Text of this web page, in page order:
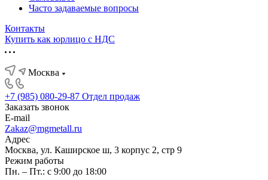
Часто задаваемые вопросы
Контакты
Купить как юрлицо с НДС
Москва
+7 (985) 080-29-87 Отдел продаж
Заказать звонок
E-mail
Zakaz@mgmetall.ru
Адрес
Москва, ул. Каширское ш, 3 корпус 2, стр 9
Режим работы
Пн. – Пт.: с 9:00 до 18:00